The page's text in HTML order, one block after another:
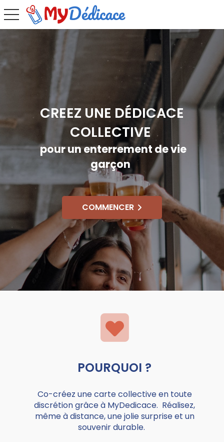
toggle navigation
CREEZ UNE DÉDICACE
COLLECTIVE
pour un enterrement de vie
garçon
COMMENCER
POURQUOI ?
Co-créez une carte collective en toute
discrétion grâce à MyDedicace. Réalisez,
même à distance, une jolie surprise et un
souvenir durable.